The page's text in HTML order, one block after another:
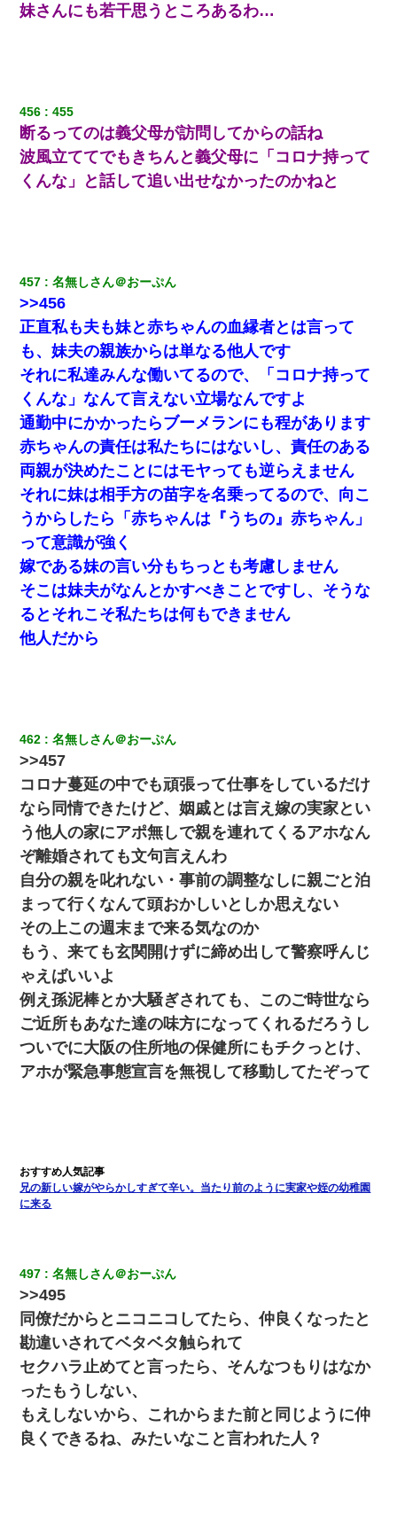
妹さんにも若干思うところあるわ…
456 455
断るってのは義父母が訪問してからの話ね
波風立ててでもきちんと義父母に「コロナ持って
くんな」と話して追い出せなかったのかねと
457 名無しさん＠おーぷん
>>456
正直私も夫も妹と赤ちゃんの血縁者とは言って
も、妹夫の親族からは単なる他人です
それに私達みんな働いてるので、「コロナ持って
くんな」なんて言えない立場なんですよ
通勤中にかかったらブーメランにも程があります
赤ちゃんの責任は私たちにはないし、責任のある
両親が決めたことにはモヤっても逆らえません
それに妹は相手方の苗字を名乗ってるので、向こ
うからしたら「赤ちゃんは『うちの』赤ちゃん」
って意識が強く
嫁である妹の言い分もちっとも考慮しません
そこは妹夫がなんとかすべきことですし、そうな
るとそれこそ私たちは何もできません
他人だから
462 名無しさん＠おーぷん
>>457
コロナ蔓延の中でも頑張って仕事をしているだけ
なら同情できたけど、姻戚とは言え嫁の実家とい
う他人の家にアポ無しで親を連れてくるアホなん
ぞ離婚されても文句言えんわ
自分の親を叱れない・事前の調整なしに親ごと泊
まって行くなんて頭おかしいとしか思えない
その上この週末まで来る気なのか
もう、来ても玄関開けずに締め出して警察呼んじ
ゃえばいいよ
例え孫泥棒とか大騒ぎされても、このご時世なら
ご近所もあなた達の味方になってくれるだろうし
ついでに大阪の住所地の保健所にもチクっとけ、
アホが緊急事態宣言を無視して移動してたぞって
兄の新しい嫁がやらかしすぎて辛い。当たり前のように実家や姪の幼稚園
に来る
497 名無しさん＠おーぷん
>>495
同僚だからとニコニコしてたら、仲良くなったと
勘違いされてベタベタ触られて
セクハラ止めてと言ったら、そんなつもりはなか
ったもうしない、
もえしないから、これからまた前と同じように仲
良くできるね、みたいなこと言われた人？